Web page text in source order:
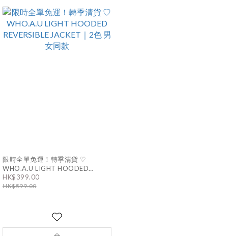
限時全單免運！轉季清貨 ♡
WHO.A.U LIGHT HOODED
REVERSIBLE JACKET｜2色 男女同
款
HK$399.00
HK$599.00